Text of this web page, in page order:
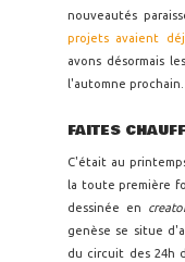
nouveautés
projets avaient
avons désormais
l'automne prochain.
FAITES
C'était au
la toute première
dessinée en
genèse se situe
du circuit des 24h